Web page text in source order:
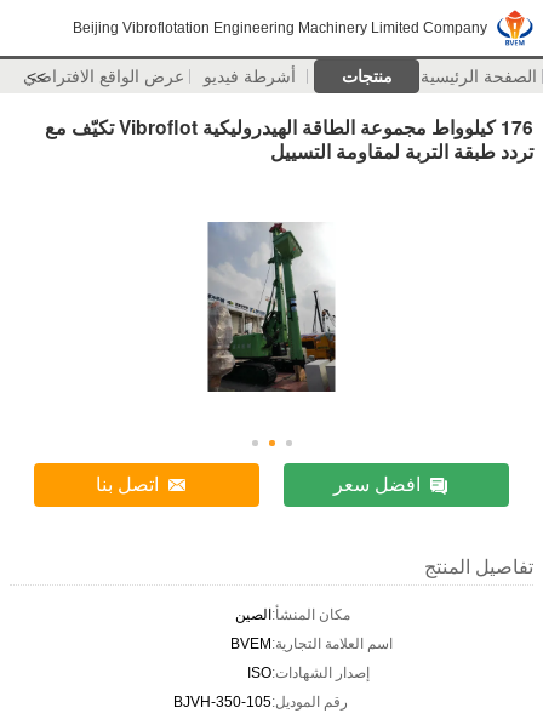
Beijing Vibroflotation Engineering Machinery Limited Company
الصفحة الرئيسية منتجات أشرطة فيديو عرض الواقع الافتراضي
>>
176 كيلوواط مجموعة الطاقة الهيدروليكية Vibroflot تكيّف مع
تردد طبقة التربة لمقاومة التسييل
افضل سعر اتصل بنا
تفاصيل المنتج
مكان المنشأ:الصين
اسم العلامة التجارية:BVEM
إصدار الشهادات:ISO
رقم الموديل:BJVH-350-105